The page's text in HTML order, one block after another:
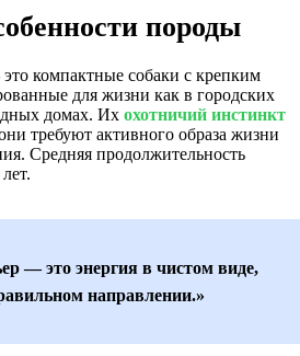
породы
компактные собаки с крепким
для жизни как в городских
домах. Их охотничий инстинкт
требуют активного образа жизни
Средняя продолжительность
— это энергия в чистом виде,
направлении.»